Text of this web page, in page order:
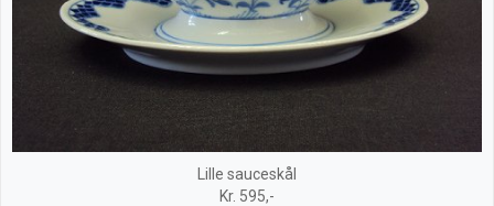
Lille sauceskål
Kr. 595,-